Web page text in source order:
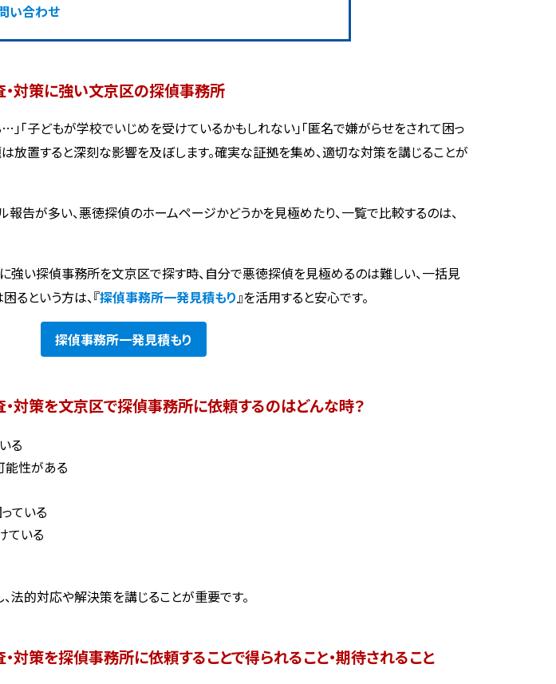
い合わせ
・対策に強い文京区の探偵事務所
「子どもが学校でいじめを受けているかもしれない」「匿名で嫌がらせをされて困っ
は放置すると深刻な影響を及ぼします。確実な証拠を集め、適切な対策を講じることが
報告が多い、悪徳探偵のホームページかどうかを見極めたり、一覧で比較するのは、
に強い探偵事務所を文京区で探す時、自分で悪徳探偵を見極めるのは難しい、一括見
るという方は、『探偵事務所一発見積もり 』を活用すると安心です。
探偵事務所一発見積もり
・対策を文京区で探偵事務所に依頼するのはどんな時？
る
能性がある
ている
ている
法的対応や解決策を講じることが重要です。
・対策を探偵事務所に依頼することで得られること・期待されること